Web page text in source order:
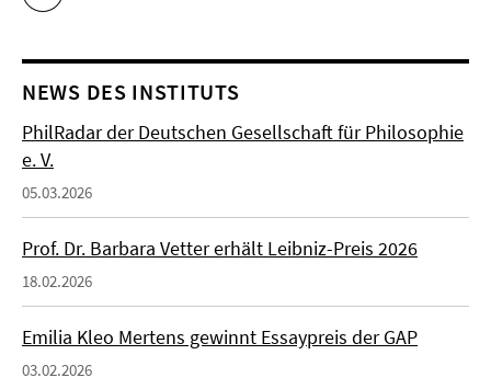
NEWS DES INSTITUTS
PhilRadar der Deutschen Gesellschaft für Philosophie
e. V.
05.03.2026
Prof. Dr. Barbara Vetter erhält Leibniz-Preis 2026
18.02.2026
Emilia Kleo Mertens gewinnt Essaypreis der GAP
03.02.2026